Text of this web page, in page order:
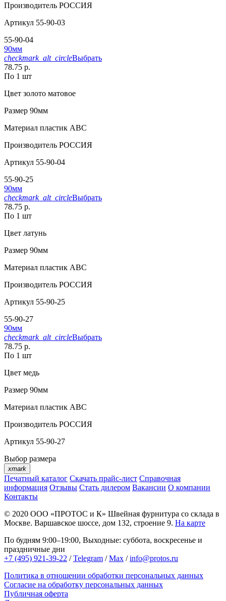
Производитель РОССИЯ
Артикул 55-90-03
55-90-04
90мм
checkmark_alt_circleВыбрать
78.75 р.
По 1 шт
Цвет золото матовое
Размер 90мм
Материал пластик АВС
Производитель РОССИЯ
Артикул 55-90-04
55-90-25
90мм
checkmark_alt_circleВыбрать
78.75 р.
По 1 шт
Цвет латунь
Размер 90мм
Материал пластик АВС
Производитель РОССИЯ
Артикул 55-90-25
55-90-27
90мм
checkmark_alt_circleВыбрать
78.75 р.
По 1 шт
Цвет медь
Размер 90мм
Материал пластик АВС
Производитель РОССИЯ
Артикул 55-90-27
Выбор размера
xmark
Печатный каталог Скачать прайс-лист Справочная
информация Отзывы Стать дилером Вакансии О компании
Контакты
© 2020 ООО «ПРОТОС и К» Швейная фурнитура со склада в
Москве. Варшавское шоссе, дом 132, строение 9. На карте
По будням 9:00–19:00, Выходные: суббота, воскресенье и
праздничные дни
+7 (495) 921-39-22 /Telegram /Max /info@protos.ru
Политика в отношении обработки персональных данных
Согласие на обработку персональных данных
Публичная оферта